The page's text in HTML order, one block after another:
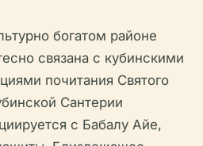
богатом районе
связана с кубинскими
почитания Святого
Сантерии
с Бабалу Айе,